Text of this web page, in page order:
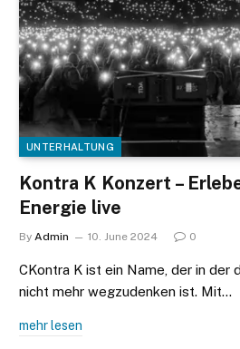
UNTERHALTUNG
Kontra K Konzert –
Energie live
By Admin 10. June 2024 0
CKontra K ist ein Name, der in der
nicht mehr wegzudenken ist. Mit…
mehr lesen